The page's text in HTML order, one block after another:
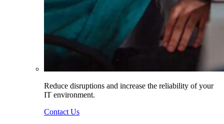
Reduce disruptions and increase the reliability of your
IT environment.
Contact Us